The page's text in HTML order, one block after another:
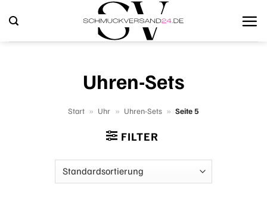
Inhalt
springen
Uhren-Sets
Start » Uhr » Uhren-Sets » Seite 5
FILTER